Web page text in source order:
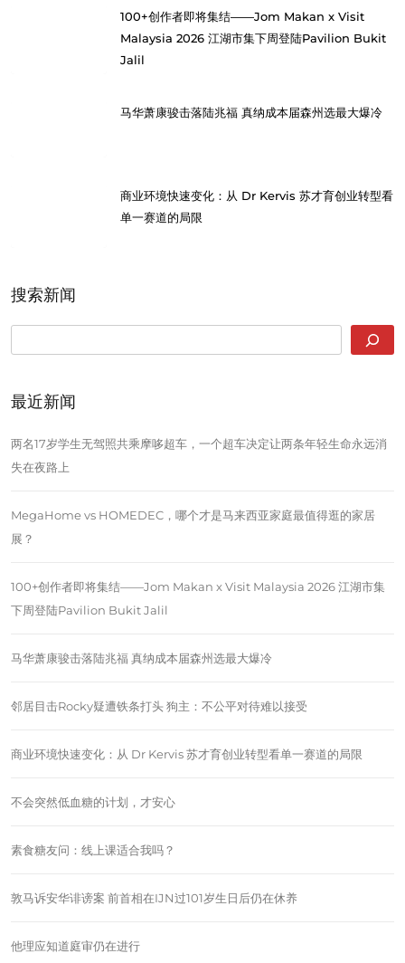
100+创作者即将集结——Jom Makan x Visit
Malaysia 2026 江湖市集下周登陆Pavilion Bukit
Jalil
马华萧康骏击落陆兆福 真纳成本届森州选最大爆冷
商业环境快速变化：从 Dr Kervis 苏才育创业转型看
单一赛道的局限
搜索新闻
最近新闻
两名17岁学生无驾照共乘摩哆超车，一个超车决定让两条年轻生命永远消
失在夜路上
MegaHome vs HOMEDEC，哪个才是马来西亚家庭最值得逛的家居
展？
100+创作者即将集结——Jom Makan x Visit Malaysia 2026 江湖市集
下周登陆Pavilion Bukit Jalil
马华萧康骏击落陆兆福 真纳成本届森州选最大爆冷
邻居目击Rocky疑遭铁条打头 狗主：不公平对待难以接受
商业环境快速变化：从 Dr Kervis 苏才育创业转型看单一赛道的局限
不会突然低血糖的计划，才安心
素食糖友问：线上课适合我吗？
敦马诉安华诽谤案 前首相在IJN过101岁生日后仍在休养
他理应知道庭审仍在进行